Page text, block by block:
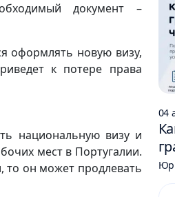
документ –
оформлять новую визу,
к потере права
национальную визу и
мест в Португалии.
то он может продлевать
04